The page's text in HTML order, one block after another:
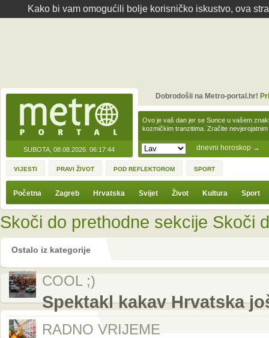
Kako bi vam omogućili bolje korisničko iskustvo, ova
SUBOTA, 08.08.2026. 06:17:44 dnevni horoskop →
Ovo je vaš dan jer se Sunce u vašem
kozmičkim tranzitima. Zračite
Dobrodošli na Metro-portal.hr!
VIJESTI PRAVI ŽIVOT POD REFLEKTOROM SPORT
Početna Zagreb Hrvatska Svijet Život Kultura Sport
Skoči do prethodne sekcije Skoči
Ostalo iz kategorije
COOL ;)
Spektakl kakav Hrvatska
RADNO VRIJEME